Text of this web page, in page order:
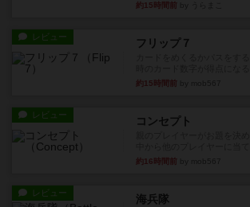
約15時間前
レビュー フリップ７
約15時間前
レビュー コンセプト
約16時間前
レビュー 海兵隊